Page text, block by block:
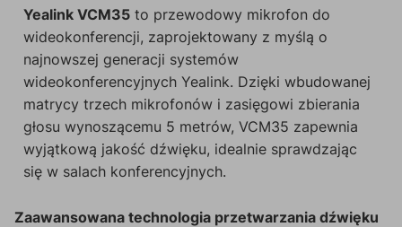
Yealink VCM35 to przewodowy mikrofon do
wideokonferencji, zaprojektowany z myślą o
najnowszej generacji systemów
wideokonferencyjnych Yealink. Dzięki wbudowanej
matrycy trzech mikrofonów i zasięgowi zbierania
głosu wynoszącemu 5 metrów, VCM35 zapewnia
wyjątkową jakość dźwięku, idealnie sprawdzając
się w salach konferencyjnych.
Zaawansowana technologia przetwarzania dźwięku